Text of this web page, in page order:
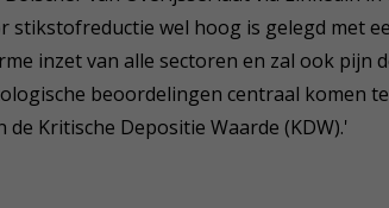
wel hoog is gelegd met
inzet van alle sectoren en zal ook pijn
beoordelingen centraal komen
Kritische Depositie Waarde (KDW).'